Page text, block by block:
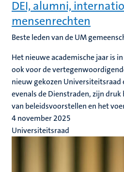
DEI, alumni,
mensenrechten
Beste leden van de UM
Het nieuwe academische jaar is
ook voor de
nieuw gekozen Universiteitsraad
evenals de Dienstraden, zijn
van beleidsvoorstellen en het
4 november 2025
Universiteitsraad